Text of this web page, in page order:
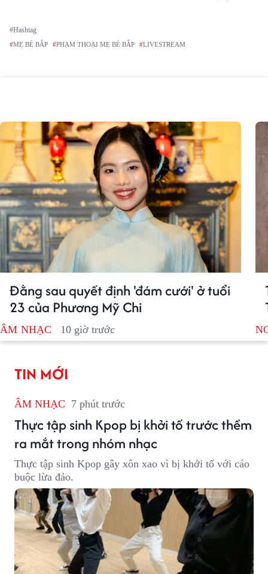
#Hashtag
#MẸ BÉ BẮP #PHẠM THOẠI MẸ BÉ BẮP #LIVESTREAM
Đằng sau quyết định 'đám cưới' ở tuổi
23 của Phương Mỹ Chi
ÂM NHẠC 10 giờ trước
TIN MỚI
ÂM NHẠC 7 phút trước
Thực tập sinh Kpop bị khởi tố trước thềm
ra mắt trong nhóm nhạc
Thực tập sinh Kpop gây xôn xao vì bị khởi tố với cáo
buộc lừa đảo.